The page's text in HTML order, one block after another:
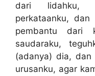
dari lidahku,
perkataanku, dan
pembantu dari
saudaraku,
(adanya) dia,
urusanku, agar